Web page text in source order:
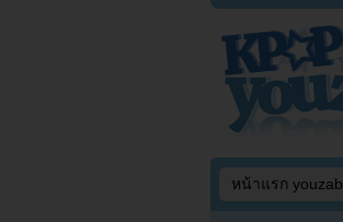
หน้าแรก youzab